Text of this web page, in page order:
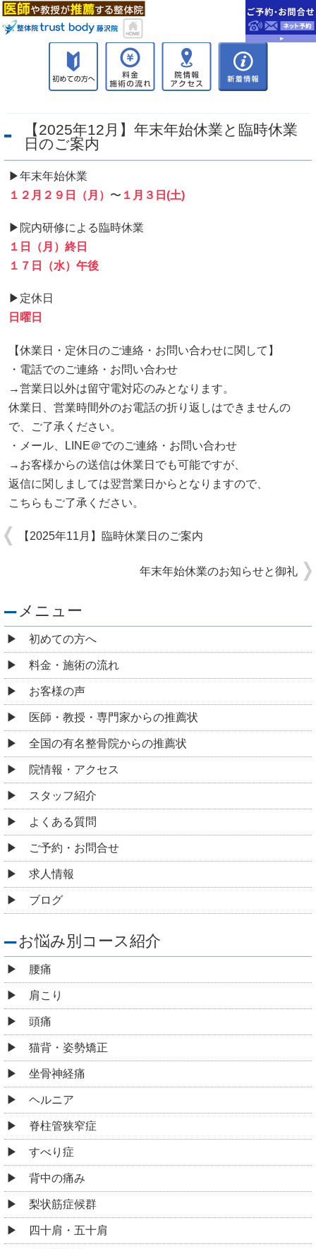
【2025年12月】年末年始休業と臨時休業
日のご案内
▶︎年末年始休業
１２月２９日（月） 〜 １月３日(土)
▶︎院内研修による臨時休業
１日（月）終日
１７日（水）午後
▶︎定休日
日曜日
【休業日・定休日のご連絡・お問い合わせに関して】
・電話でのご連絡・お問い合わせ
→営業日以外は留守電対応のみとなります。
休業日、営業時間外のお電話の折り返しはできませんの
で、ご了承ください。
・メール、LINE＠でのご連絡・お問い合わせ
→お客様からの送信は休業日でも可能ですが、
返信に関しましては翌営業日からとなりますので、
こちらもご了承ください。
【2025年11月】臨時休業日のご案内
年末年始休業のお知らせと御礼
メニュー
初めての方へ
料金・施術の流れ
お客様の声
医師・教授・専門家からの推薦状
全国の有名整骨院からの推薦状
院情報・アクセス
スタッフ紹介
よくある質問
ご予約・お問合せ
求人情報
ブログ
お悩み別コース紹介
腰痛
肩こり
頭痛
猫背・姿勢矯正
坐骨神経痛
ヘルニア
脊柱管狭窄症
すべり症
背中の痛み
梨状筋症候群
四十肩・五十肩